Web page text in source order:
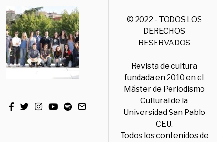
© 2022 - TODOS LOS
DERECHOS
RESERVADOS
Revista de cultura
fundada en 2010 en el
Máster de Periodismo
Cultural de la
Universidad San Pablo
CEU.
Todos los contenidos de